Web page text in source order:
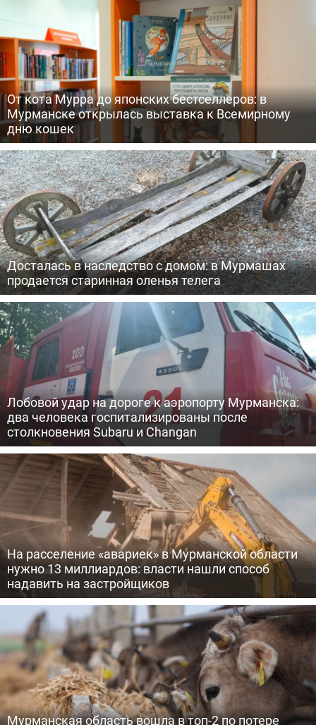
От кота Мурра до японских бестселлеров: в
Мурманске открылась выставка к Всемирному
дню кошек
Досталась в наследство с домом: в Мурмашах
продается старинная оленья телега
Лобовой удар на дороге к аэропорту Мурманска:
два человека госпитализированы после
столкновения Subaru и Changan
На расселение «авариек» в Мурманской области
нужно 13 миллиардов: власти нашли способ
надавить на застройщиков
Мурманская область вошла в топ-2 по потере